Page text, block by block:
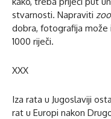
stvarnosti. Napraviti
dobra, fotografija može
1000 riječi.
XXX
Iza rata u Jugoslaviji
rat u Europi nakon